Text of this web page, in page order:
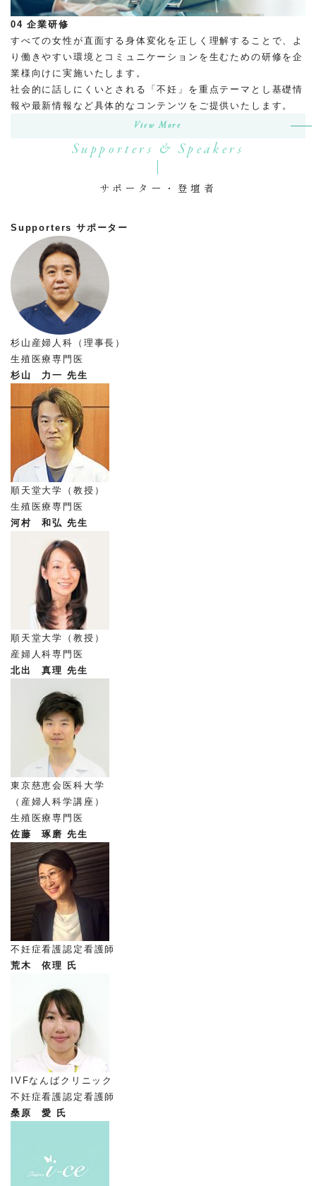
04 企業研修
すべての女性が直面する身体変化を正しく理解することで、よ
り働きやすい環境とコミュニケーションを生むための研修を企
業様向けに実施いたします。
社会的に話しにくいとされる「不妊」を重点テーマとし基礎情
報や最新情報など具体的なコンテンツをご提供いたします。
View More
Supporters & Speakers
サポーター・登壇者
Supporters サポーター
杉山産婦人科（理事長）
生殖医療専門医
杉山 力一 先生
順天堂大学（教授）
生殖医療専門医
河村 和弘 先生
順天堂大学（教授）
産婦人科専門医
北出 真理 先生
東京慈恵会医科大学
（産婦人科学講座）
生殖医療専門医
佐藤 琢磨 先生
不妊症看護認定看護師
荒木 依理 氏
IVFなんばクリニック
不妊症看護認定看護師
桑原 愛 氏